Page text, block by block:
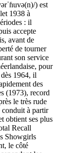
) est
1938 à
: il
accepte
avant de
de tourner
son service
pour
1964, il
des
(1973), record
le très rude
conduit à partir
obtient ses plus
Recall
Showgirls
le côté